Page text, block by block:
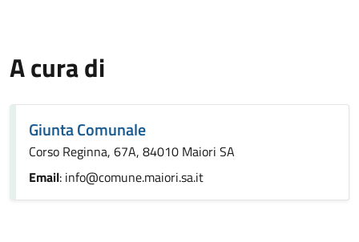
A cura di
Giunta Comunale
Corso Reginna, 67A, 84010 Maiori SA
Email: info@comune.maiori.sa.it